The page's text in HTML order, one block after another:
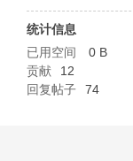
统计信息
已用空间
0 B
贡献
12
回复帖子
74